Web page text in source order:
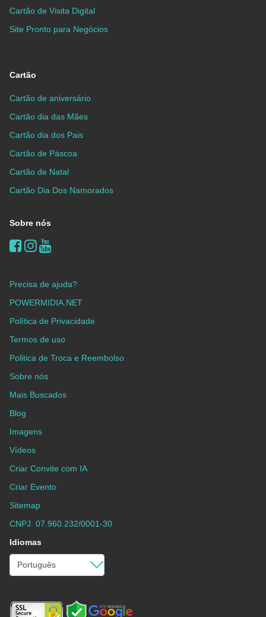
Cartão de Visita Digital
Site Pronto para Negócios
Cartão
Cartão de aniversário
Cartão dia das Mães
Cartão dia dos Pais
Cartão de Páscoa
Cartão de Natal
Cartão Dia Dos Namorados
Sobre nós
Precisa de ajuda?
POWERMIDIA.NET
Política de Privacidade
Termos de uso
Politica de Troca e Reembolso
Sobre nós
Mais Buscados
Blog
Imagens
Vídeos
Criar Convite com IA
Criar Evento
Sitemap
CNPJ: 07.960.232/0001-30
Idiomas